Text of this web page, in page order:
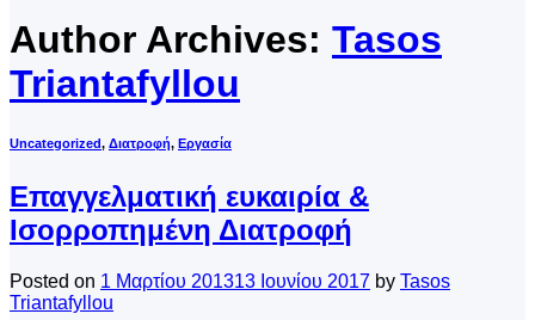
Author Archives: Tasos
Triantafyllou
Uncategorized, Διατροφή, Εργασία
Επαγγελματική ευκαιρία &
Ισορροπημένη Διατροφή
Posted on 1 Μαρτίου 201313 Ιουνίου 2017 by Tasos
Triantafyllou